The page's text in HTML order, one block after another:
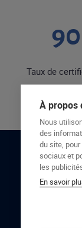
90
Taux de
À propos
Nous
des
du site,
sociaux et
les
En savoir